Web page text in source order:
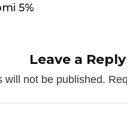
5%
Leave a Reply
will not be published.